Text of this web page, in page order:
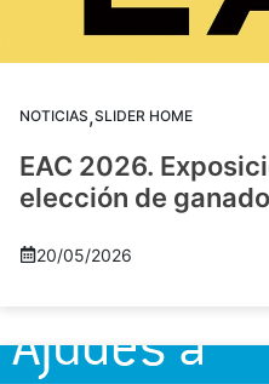
NOTICIAS,SLIDER HOME
EAC 2026.
elección de
20/05/2026